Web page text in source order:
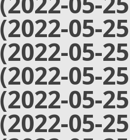
(2022-05-
(2022-05-
(2022-05-
(2022-05-
(2022-05-